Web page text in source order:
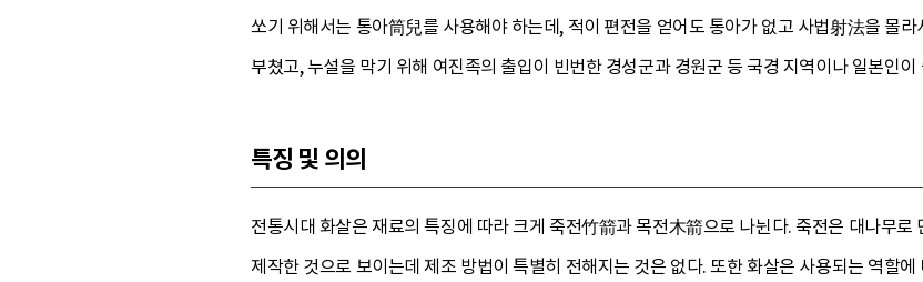
쏘기 위해서는 통아筒兒를 사용해야 하는데, 적이 편전을 얻어도 통아가 없고 사법射法을 몰
부쳤고, 누설을 막기 위해 여진족의 출입이 빈번한 경성군과 경원군 등 국경 지역이나 일본인
특징 및 의의
전통시대 화살은 재료의 특징에 따라 크게 죽전竹箭과 목전木箭으로 나뉜다. 죽전은 대나무
제작한 것으로 보이는데 제조 방법이 특별히 전해지는 것은 없다. 또한 화살은 사용되는 역할